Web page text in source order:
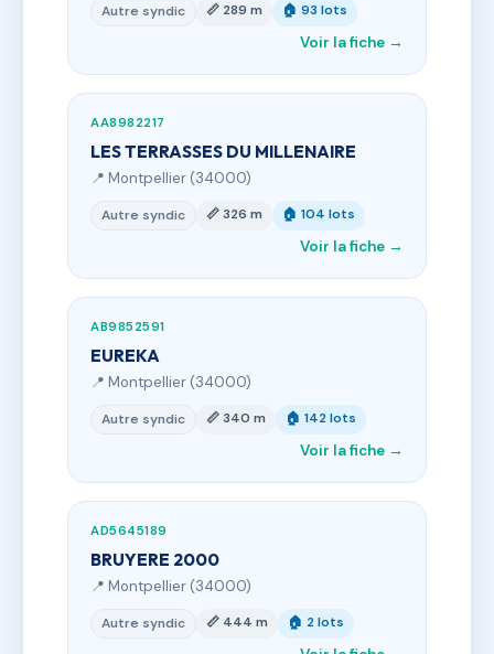
Autre syndic 📏 289 m 🏠 93 lots
Voir la fiche →
AA8982217
LES TERRASSES DU MILLENAIRE
📍 Montpellier (34000)
Autre syndic 📏 326 m 🏠 104 lots
Voir la fiche →
AB9852591
EUREKA
📍 Montpellier (34000)
Autre syndic 📏 340 m 🏠 142 lots
Voir la fiche →
AD5645189
BRUYERE 2000
📍 Montpellier (34000)
Autre syndic 📏 444 m 🏠 2 lots